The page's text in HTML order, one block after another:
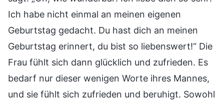
Ich habe nicht einmal an meinen eigenen
Geburtstag gedacht. Du hast dich an meinen
Geburtstag erinnert, du bist so liebenswert!“ Die
Frau fühlt sich dann glücklich und zufrieden. Es
bedarf nur dieser wenigen Worte ihres Mannes,
und sie fühlt sich zufrieden und beruhigt. Sowohl